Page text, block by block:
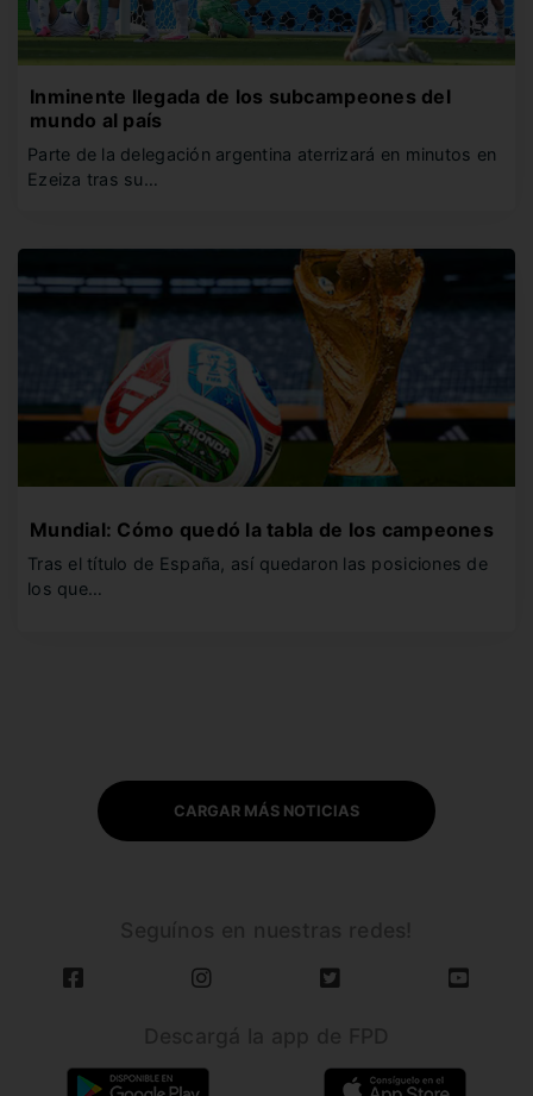
Inminente llegada de los subcampeones del
mundo al país
Parte de la delegación argentina aterrizará en minutos en
Ezeiza tras su…
Mundial: Cómo quedó la tabla de los campeones
Tras el título de España, así quedaron las posiciones de
los que…
CARGAR MÁS NOTICIAS